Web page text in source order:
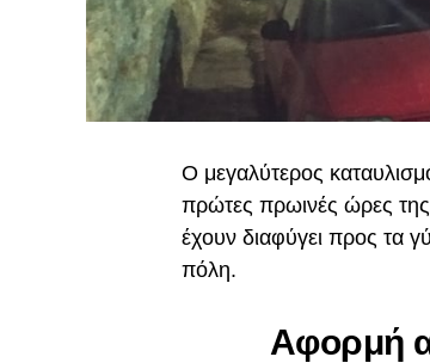
Ο μεγαλύτερος
πρώτες πρωινές ώρες
έχουν διαφύγει προς τα
πόλη.
Αφορμή